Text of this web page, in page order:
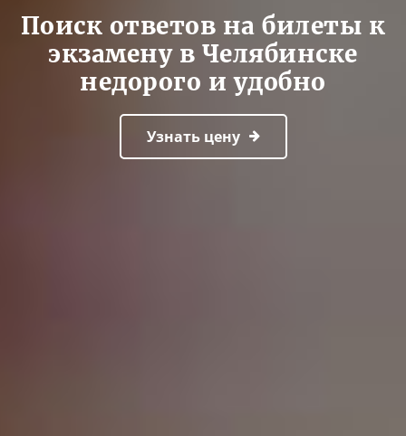
Поиск ответов на билеты к
экзамену в Челябинске
недорого и удобно
Узнать цену